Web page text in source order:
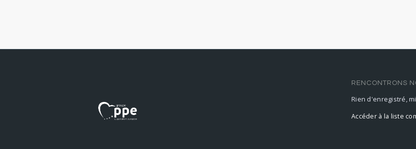
RENCONTRONS
Rien d'enregistré,
Accéder à la liste